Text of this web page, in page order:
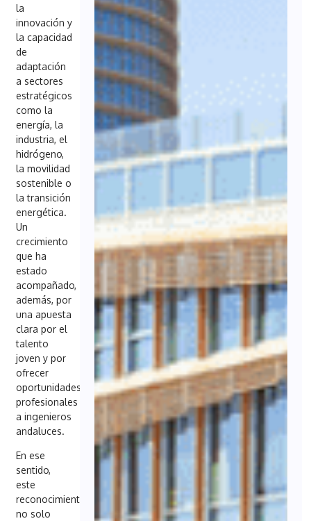
la
innovación y
la capacidad
de
adaptación
a sectores
estratégicos
como la
energía, la
industria, el
hidrógeno,
la movilidad
sostenible o
la transición
energética.
Un
crecimiento
que ha
estado
acompañado,
además, por
una apuesta
clara por el
talento
joven y por
ofrecer
oportunidades
profesionales
a ingenieros
andaluces.
En ese
sentido,
este
reconocimiento
no solo